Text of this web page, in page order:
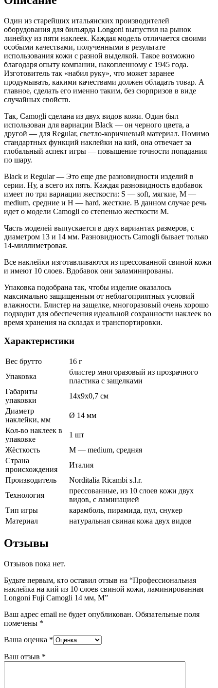
ламинированная
Fuji
Camogli
14
мм,
M
quantity
Один из старейших итальянских производителей
оборудования для бильярда Longoni выпустил на рынок
линейку из пяти наклеек. Каждая модель отличается своими
особыми качествами, полученными в результате
использования кожи с разной выделкой. Такое возможно
благодаря опыту компании, накопленному с 1945 года.
Изготовитель так «набил руку», что может заранее
продумывать, какими качествами должен обладать товар. А
главное, сделать его именно таким, без сюрпризов в виде
случайных свойств.
Так, Camogli сделана из двух видов кожи. Один был
использован для вариации Black — он черного цвета, а
другой — для Regular, светло-коричневый материал. Помимо
стандартных функций наклейки на кий, она отвечает за
глобальный аспект игры — повышение точности попадания
по шару.
Black и Regular — Это еще две разновидности изделий в
серии. Ну, а всего их пять. Каждая разновидность вдобавок
имеет по три вариации жесткости: S — soft, мягкие, M —
medium, средние и H — hard, жесткие. В данном случае речь
идет о модели Camogli со степенью жесткости M.
Часть моделей выпускается в двух вариантах размеров, с
диаметром 13 и 14 мм. Разновидность Camogli бывает только
14-миллиметровая.
Все наклейки изготавливаются из прессованной свиной кожи
и имеют 10 слоев. Вдобавок они заламинированы.
Упаковка подобрана так, чтобы изделие оказалось
максимально защищенным от неблагоприятных условий
влажности. Блистер на защелке, многоразовый очень хорошо
подходит для обеспечения идеальной сохранности наклеек во
время хранения на складах и транспортировки.
Характеристики
Вес брутто
16 г
Упаковка
блистер многоразовый из прозрачного
пластика с защелками
Габариты
упаковки
14х9х0,7 см
Диаметр
наклейки, мм
Ø 14 мм
Кол-во наклеек в
упаковке
1 шт
Жёсткость
M — medium, средняя
Страна
происхождения
Италия
Производитель
Norditalia Ricambi s.l.r.
Технология
прессованные, из 10 слоев кожи двух
видов, с ламинацией
Тип игры
карамболь, пирамида, пул, снукер
Материал
натуральная свиная кожа двух видов
Отзывы
Отзывов пока нет.
Будьте первым, кто оставил отзыв на “Профессиональная
наклейка на кий из 10 слоев свиной кожи, ламинированная
Longoni Fuji Camogli 14 мм, M”
Ваш адрес email не будет опубликован. Обязательные поля
помечены *
Ваша оценка *
Ваш отзыв *